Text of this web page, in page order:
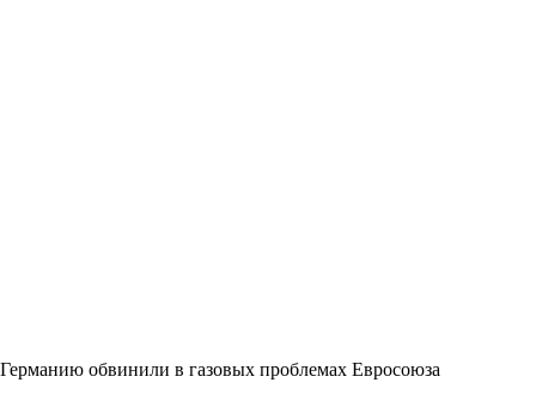
Германию обвинили в газовых проблемах Евросоюза